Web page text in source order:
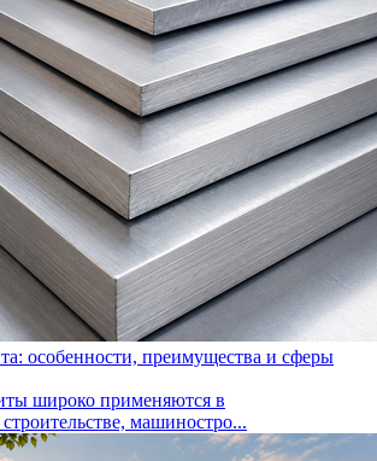
особенности, преимущества и сферы
широко применяются в
машиностро...